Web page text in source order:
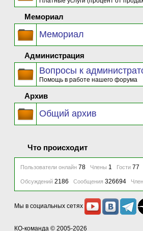
Мемориал
Мемориал
Администрация
Вопросы к
Помощь в работе нашего форума
Архив
Общий архив
Что происходит
Пользователи онлайн 78 Члены 1 Гости 77
Обсуждений 2186 Сообщения 326694
Мы в социальных сетях
КО-команда © 2005-2026